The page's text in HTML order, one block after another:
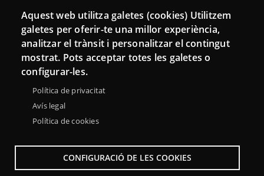
Connecta
Bustia de contacte
Butlletins
Aquest web utilitza galetes (cookies) Utilitzem
galetes per oferir-te una millor experiència,
analitzar el trànsit i personalitzar el contingut
mostrat. Pots acceptar totes les galetes o
configurar-les.
Política de privacitat
Avís legal
Política de cookies
CONFIGURACIÓ DE LES COOKIES